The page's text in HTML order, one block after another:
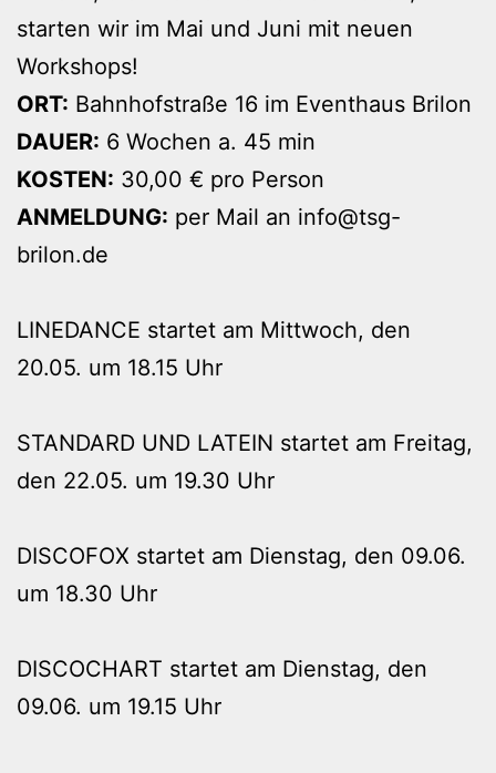
starten wir im Mai und Juni mit neuen
Workshops!
ORT: Bahnhofstraße 16 im Eventhaus Brilon
DAUER: 6 Wochen a. 45 min
KOSTEN: 30,00 € pro Person
ANMELDUNG: per Mail an info@tsg-
brilon.de
LINEDANCE startet am Mittwoch, den
20.05. um 18.15 Uhr
STANDARD UND LATEIN startet am Freitag,
den 22.05. um 19.30 Uhr
DISCOFOX startet am Dienstag, den 09.06.
um 18.30 Uhr
DISCOCHART startet am Dienstag, den
09.06. um 19.15 Uhr